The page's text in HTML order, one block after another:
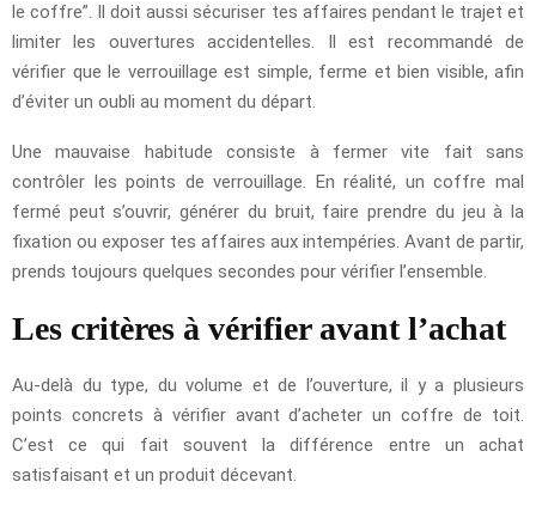
le coffre”. Il doit aussi sécuriser tes affaires pendant le trajet et
limiter les ouvertures accidentelles. Il est recommandé de
vérifier que le verrouillage est simple, ferme et bien visible, afin
d’éviter un oubli au moment du départ.
Une mauvaise habitude consiste à fermer vite fait sans
contrôler les points de verrouillage. En réalité, un coffre mal
fermé peut s’ouvrir, générer du bruit, faire prendre du jeu à la
fixation ou exposer tes affaires aux intempéries. Avant de partir,
prends toujours quelques secondes pour vérifier l’ensemble.
Les critères à vérifier avant l’achat
Au-delà du type, du volume et de l’ouverture, il y a plusieurs
points concrets à vérifier avant d’acheter un coffre de toit.
C’est ce qui fait souvent la différence entre un achat
satisfaisant et un produit décevant.